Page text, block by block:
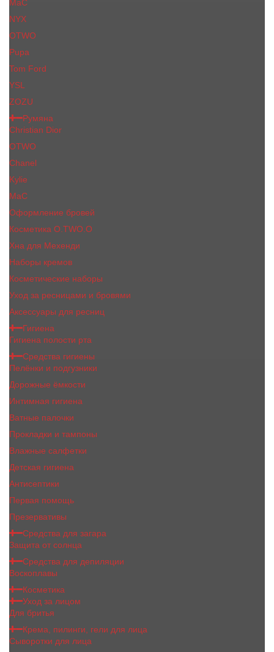
MaC
NYX
OTWO
Pupa
Tom Ford
YSL
ZOZU
Румяна
Christian Dior
OTWO
Сhanеl
Kylie
MaC
Оформление бровей
Косметика O.TWO.O
Хна для Мехенди
Наборы кремов
Косметические наборы
Уход за ресницами и бровями
Аксессуары для ресниц
Гигиена
Гигиена полости рта
Средства гигиены
Пелёнки и подгузники
Дорожные ёмкости
Интимная гигиена
Ватные палочки
Прокладки и тампоны
Влажные салфетки
Детская гигиена
Антисептики
Первая помощь
Презервативы
Средства для загара
Защита от солнца
Средства для депиляции
Воскоплавы
Косметика
Уход за лицом
Для бритья
Крема, пилинги, гели для лица
Сыворотки для лица